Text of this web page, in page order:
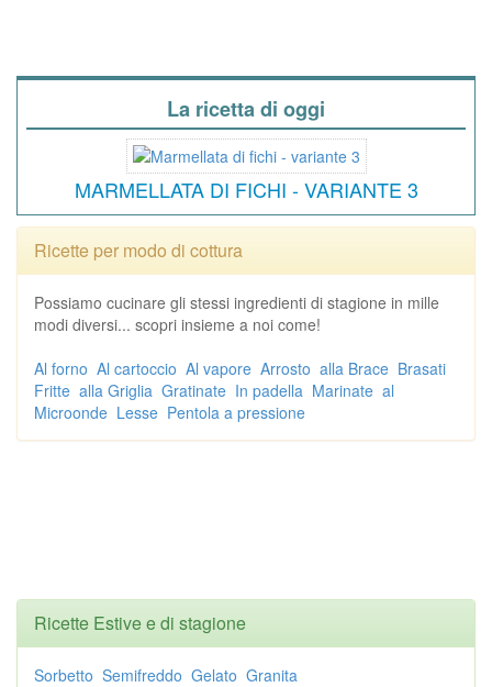
La ricetta di oggi
MARMELLATA DI FICHI - VARIANTE 3
Ricette per modo di cottura
Possiamo cucinare gli stessi ingredienti di stagione in mille
modi diversi... scopri insieme a noi come!
Al forno Al cartoccio Al vapore Arrosto alla Brace Brasati
Fritte alla Griglia Gratinate In padella Marinate al
Microonde Lesse Pentola a pressione
Ricette Estive e di stagione
Sorbetto Semifreddo Gelato Granita